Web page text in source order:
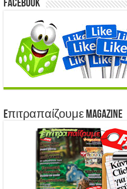
Facebook
Eπιτραπαίζουμε Magazine